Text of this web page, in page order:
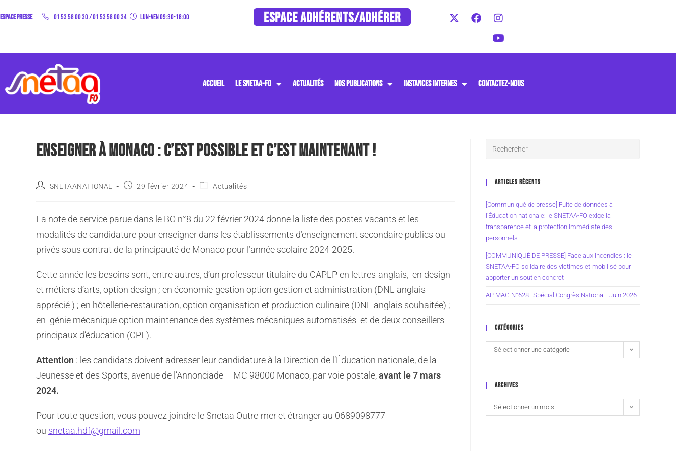
Espace Presse 01 53 58 00 30/01 53 58 00 34 Lun-Ven 09:30-18:00 ESPACE ADHÉRENTS/ADHÉRER
ACCUEIL LE SNETAA-FO ACTUALITÉS NOS PUBLICATIONS INSTANCES INTERNES CONTACTEZ-NOUS
ENSEIGNER À MONACO : C’EST POSSIBLE ET C’EST MAINTENANT !
SNETAANATIONAL 29 février 2024 Actualités
La note de service parue dans le BO n°8 du 22 février 2024 donne la liste des postes vacants et les
modalités de candidature pour enseigner dans les établissements d’enseignement secondaire publics ou
privés sous contrat de la principauté de Monaco pour l’année scolaire 2024-2025.
Cette année les besoins sont, entre autres, d’un professeur titulaire du CAPLP en lettres-anglais, en design
et métiers d’arts, option design ; en économie-gestion option gestion et administration (DNL anglais
apprécié ) ; en hôtellerie-restauration, option organisation et production culinaire (DNL anglais souhaitée) ;
en génie mécanique option maintenance des systèmes mécaniques automatisés et de deux conseillers
principaux d’éducation (CPE).
Attention : les candidats doivent adresser leur candidature à la Direction de l’Éducation nationale, de la
Jeunesse et des Sports, avenue de l’Annonciade – MC 98000 Monaco, par voie postale,avant le 7 mars
2024.
Pour toute question, vous pouvez joindre le Snetaa Outre-mer et étranger au 0689098777
ou snetaa.hdf@gmail.com
ARTICLES RÉCENTS
[Communiqué de presse] Fuite de données à
l’Éducation nationale: le SNETAA-FO exige la
transparence et la protection immédiate des
personnels
[COMMUNIQUÉ DE PRESSE] Face aux incendies : le
SNETAA-FO solidaire des victimes et mobilisé pour
apporter un soutien concret
AP MAG N°628 · Spécial Congrès National · Juin 2026
CATÉGORIES
Sélectionner une catégorie
ARCHIVES
Sélectionner un mois